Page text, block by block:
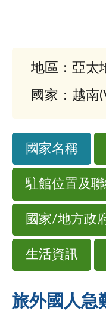
地區：亞太
國家：越南
國家名稱
駐館位置及
國家/地方政
生活資訊
旅外國人急